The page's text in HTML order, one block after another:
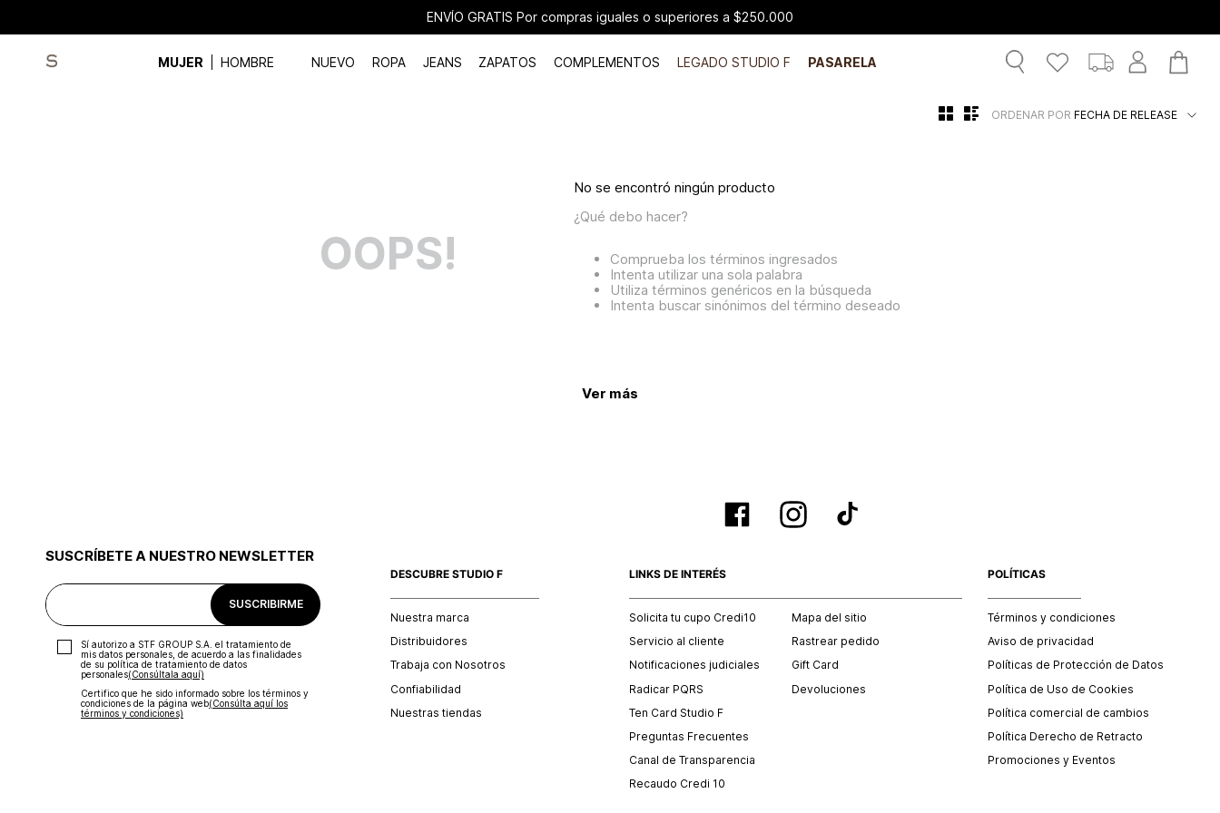
ENVÍO GRATIS Por compras iguales o superiores a $250.000
MUJER HOMBRE NUEVO ROPA JEANS ZAPATOS COMPLEMENTOS LEGADO STUDIO F PASARELA
ORDENAR POR FECHA DE RELEASE
OOPS!
No se encontró ningún producto
¿Qué debo hacer?
Comprueba los términos ingresados
Intenta utilizar una sola palabra
Utiliza términos genéricos en la búsqueda
Intenta buscar sinónimos del término deseado
Ver más
SUSCRÍBETE A NUESTRO NEWSLETTER
SUSCRIBIRME
Sí autorizo a STF GROUP S.A. el tratamiento de
mis datos personales, de acuerdo a las finalidades
de su política de tratamiento de datos
personales‎(Consúltala aquí)
Certifico que he sido informado sobre los términos y
condiciones de la página web‎(Consúlta aquí los
términos y condiciones)
DESCUBRE STUDIO F
Nuestra marca
Distribuidores
Trabaja con Nosotros
Confiabilidad
Nuestras tiendas
LINKS DE INTERÉS
Solicita tu cupo Credi10
Servicio al cliente
Notificaciones judiciales
Radicar PQRS
Ten Card Studio F
Preguntas Frecuentes
Canal de Transparencia
Recaudo Credi 10
Mapa del sitio
Rastrear pedido
Gift Card
Devoluciones
POLÍTICAS
Términos y condiciones
Aviso de privacidad
Políticas de Protección de Datos
Política de Uso de Cookies
Política comercial de cambios
Política Derecho de Retracto
Promociones y Eventos